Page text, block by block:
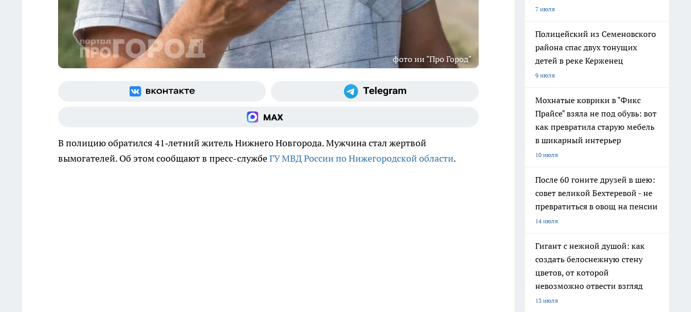
фото ии "Про Город"
В полицию обратился 41‑летний житель Нижнего Новгорода. Мужчина стал жертвой
вымогателей. Об этом сообщают в пресс-службеГУ МВД России по Нижегородской области.
7 июля
Полицейский из Семеновского
района спас двух тонущих
детей в реке Керженец
9 июля
Мохнатые коврики в "Фикс
Прайсе" взяла не под обувь: вот
как превратила старую мебель
в шикарный интерьер
10 июля
После 60 гоните друзей в шею:
совет великой Бехтеревой - не
превратиться в овощ на пенсии
14 июля
Гигант с нежной душой: как
создать белоснежную стену
цветов, от которой
невозможно отвести взгляд
13 июля